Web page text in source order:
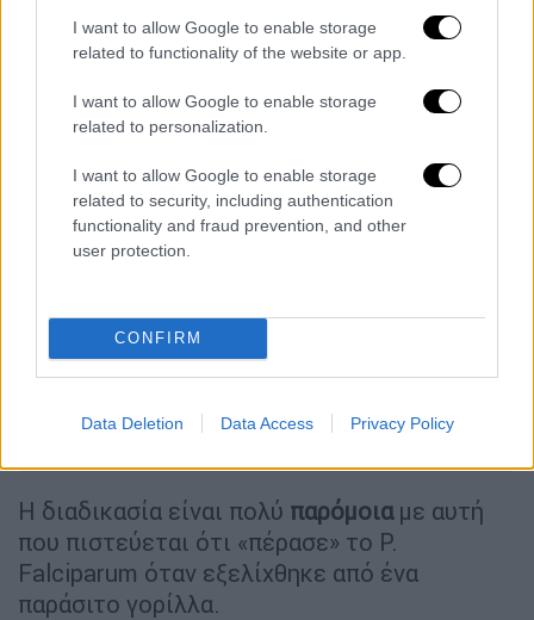
I want to allow Google to enable storage
related to functionality of the website or app.
I want to allow Google to enable storage
related to personalization.
I want to allow Google to enable storage
related to security, including authentication
functionality and fraud prevention, and other
user protection.
CONFIRM
Data Deletion Data Access Privacy Policy
ΔΙΑΒΑΣΤΕ ΕΠΙΣΗΣ
Υγεία|15.04.2022 10:43
Μετάλλαξη Όμικρον: Πότε μειώνεται
πραγματικά το ιικό της φορτίο - Η
διαφορά με τη Δέλτα
νευροχειρουργούς να
αντιμετωπίσουν τα εγκεφαλικά εξ
Η διαδικασία είναι πολύ παρόμοιαμε αυτή
που πιστεύεται ότι «πέρασε» το P.
Falciparum όταν εξελίχθηκε από ένα
παράσιτο γορίλλα.